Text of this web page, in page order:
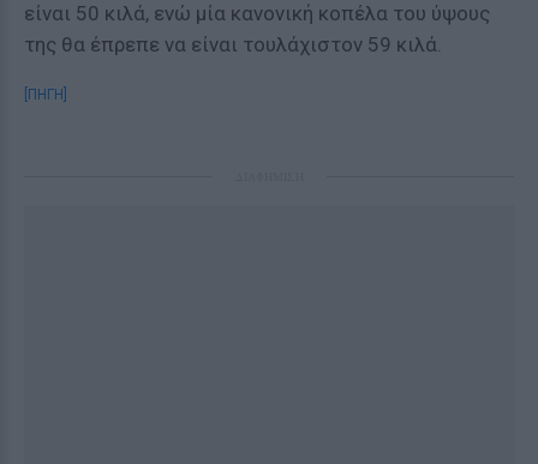
είναι 50 κιλά, ενώ μία κανονική κοπέλα του ύψους
της θα έπρεπε να είναι τουλάχιστον 59 κιλά.
[ΠΗΓΗ]